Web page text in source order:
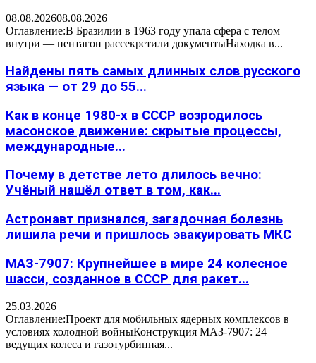
08.08.202608.08.2026
Оглавление:В Бразилии в 1963 году упала сфера с телом
внутри — пентагон рассекретили документыНаходка в...
Найдены пять самых длинных слов русского
языка — от 29 до 55...
Как в конце 1980-х в СССР возродилось
масонское движение: скрытые процессы,
международные...
Почему в детстве лето длилось вечно:
Учёный нашёл ответ в том, как...
Астронавт признался, загадочная болезнь
лишила речи и пришлось эвакуировать МКС
МАЗ-7907: Крупнейшее в мире 24 колесное
шасси, созданное в СССР для ракет...
25.03.2026
Оглавление:Проект для мобильных ядерных комплексов в
условиях холодной войныКонструкция МАЗ-7907: 24
ведущих колеса и газотурбинная...